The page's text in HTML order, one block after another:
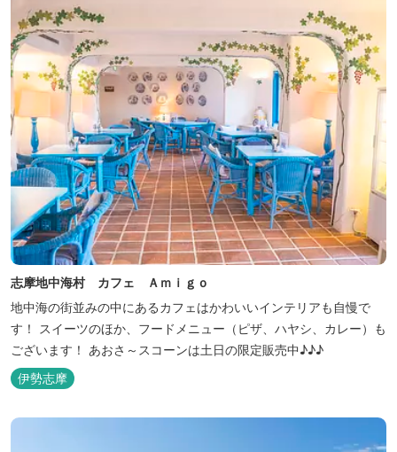
志摩地中海村 カフェ Ａｍｉｇｏ
地中海の街並みの中にあるカフェはかわいいインテリアも自慢で
す！ スイーツのほか、フードメニュー（ピザ、ハヤシ、カレー）も
ございます！ あおさ～スコーンは土日の限定販売中♪♪♪
伊勢志摩